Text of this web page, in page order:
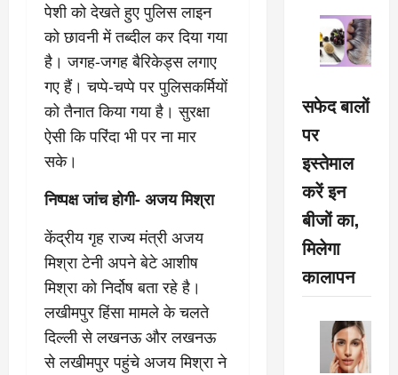
पेशी को देखते हुए पुलिस लाइन
को छावनी में तब्दील कर दिया गया
है। जगह-जगह बैरिकेड्स लगाए
गए हैं। चप्पे-चप्पे पर पुलिसकर्मियों
को तैनात किया गया है। सुरक्षा
ऐसी कि परिंदा भी पर ना मार
सके।
निष्पक्ष जांच होगी- अजय मिश्रा
केंद्रीय गृह राज्य मंत्री अजय
मिश्रा टेनी अपने बेटे आशीष
मिश्रा को निर्दोष बता रहे है।
लखीमपुर हिंसा मामले के चलते
दिल्ली से लखनऊ और लखनऊ
से लखीमपुर पहुंचे अजय मिश्रा ने
सफेद बालों
पर
इस्तेमाल
करें इन
बीजों का,
मिलेगा
कालापन